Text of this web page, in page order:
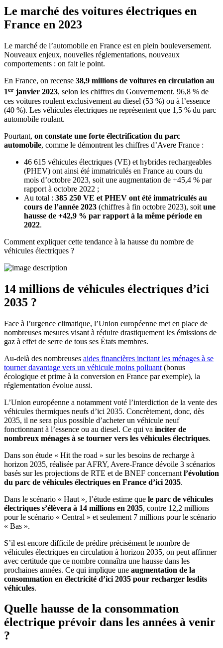
Le marché des voitures électriques en
France en 2023
Le marché de l’automobile en France est en plein bouleversement.
Nouveaux enjeux, nouvelles réglementations, nouveaux
comportements : on fait le point.
En France, on recense 38,9 millions de voitures en circulation au
1er janvier 2023, selon les chiffres du Gouvernement. 96,8 % de
ces voitures roulent exclusivement au diesel (53 %) ou à l’essence
(40 %). Les véhicules électriques ne représentent que 1,5 % du parc
automobile roulant.
Pourtant, on constate une forte électrification du parc
automobile, comme le démontrent les chiffres d’Avere France :
46 615 véhicules électriques (VE) et hybrides rechargeables
(PHEV) ont ainsi été immatriculés en France au cours du
mois d’octobre 2023, soit une augmentation de +45,4 % par
rapport à octobre 2022 ;
Au total : 385 250 VE et PHEV ont été immatriculés au
cours de l’année 2023 (chiffres à fin octobre 2023), soit une
hausse de +42,9 % par rapport à la même période en
2022.
Comment expliquer cette tendance à la hausse du nombre de
véhicules électriques ?
14 millions de véhicules électriques d’ici
2035 ?
Face à l’urgence climatique, l’Union européenne met en place de
nombreuses mesures visant à réduire drastiquement les émissions de
gaz à effet de serre de tous ses États membres.
Au-delà des nombreuses aides financières incitant les ménages à se
tourner davantage vers un véhicule moins polluant (bonus
écologique et prime à la conversion en France par exemple), la
réglementation évolue aussi.
L’Union européenne a notamment voté l’interdiction de la vente des
véhicules thermiques neufs d’ici 2035. Concrètement, donc, dès
2035, il ne sera plus possible d’acheter un véhicule neuf
fonctionnant à l’essence ou au diesel. Ce qui va inciter de
nombreux ménages à se tourner vers les véhicules électriques.
Dans son étude « Hit the road » sur les besoins de recharge à
horizon 2035, réalisée par AFRY, Avere-France dévoile 3 scénarios
basés sur les projections de RTE et de BNEF concernant l’évolution
du parc de véhicules électriques en France d’ici 2035.
Dans le scénario « Haut », l’étude estime que le parc de véhicules
électriques s’élèvera à 14 millions en 2035, contre 12,2 millions
pour le scénario « Central » et seulement 7 millions pour le scénario
« Bas ».
S’il est encore difficile de prédire précisément le nombre de
véhicules électriques en circulation à horizon 2035, on peut affirmer
avec certitude que ce nombre connaîtra une hausse dans les
prochaines années. Ce qui implique une augmentation de la
consommation en électricité d’ici 2035 pour recharger lesdits
véhicules.
Quelle hausse de la consommation
électrique prévoir dans les années à venir
?